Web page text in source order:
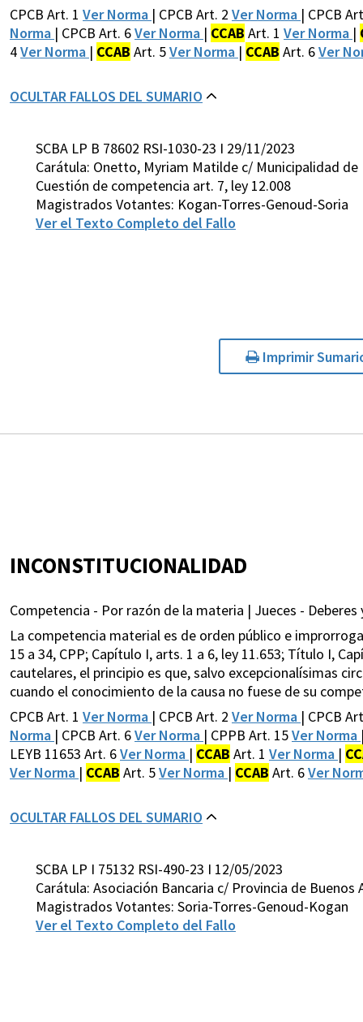
CPCB Art. 1 Ver Norma | CPCB Art. 2 Ver Norma | CPCB
Norma | CPCB Art. 6Ver Norma | CCAB Art. 1 Ver Norma |
4Ver Norma | CCAB Art. 5Ver Norma | CCAB Art. 6Ver
OCULTAR FALLOS DEL SUMARIO
SCBA LP B 78602 RSI-1030-23 I 29/11/2023
Carátula: Onetto, Myriam Matilde c/ Municipalidad
Cuestión de competencia art. 7, ley 12.008
Magistrados Votantes: Kogan-Torres-Genoud-Soria
Ver el Texto Completo del Fallo
Imprimir
INCONSTITUCIONALIDAD
Competencia - Por razón de la materia | Jueces -
La competencia material es de orden público e
15 a 34, CPP; Capítulo I, arts. 1 a 6, ley 11.653; Título I,
cautelares, el principio es que, salvo excepcionalísimas
cuando el conocimiento de la causa no fuese de su
CPCB Art. 1 Ver Norma | CPCB Art. 2 Ver Norma | CPCB
Norma | CPCB Art. 6Ver Norma | CPPB Art. 15Ver Norma
LEYB 11653 Art. 6Ver Norma | CCAB Art. 1 Ver Norma |
Ver Norma | CCAB Art. 5Ver Norma | CCAB Art. 6Ver
OCULTAR FALLOS DEL SUMARIO
SCBA LP I 75132 RSI-490-23 I 12/05/2023
Carátula: Asociación Bancaria c/ Provincia de
Magistrados Votantes: Soria-Torres-Genoud-Kogan
Ver el Texto Completo del Fallo